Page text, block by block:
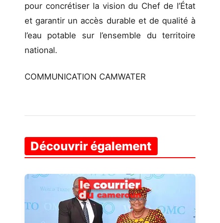
pour concrétiser la vision du Chef de l’État
et garantir un accès durable et de qualité à
l’eau potable sur l’ensemble du territoire
national.
COMMUNICATION CAMWATER
Découvrir également